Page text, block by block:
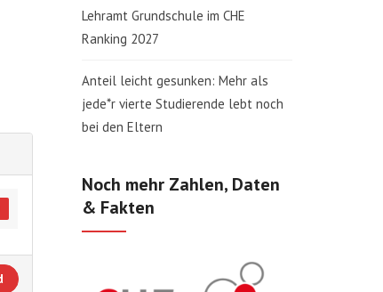
Lehramt Grundschule im CHE
Ranking 2027
Anteil leicht gesunken: Mehr als
jede*r vierte Studierende lebt noch
bei den Eltern
Noch mehr Zahlen, Daten
& Fakten